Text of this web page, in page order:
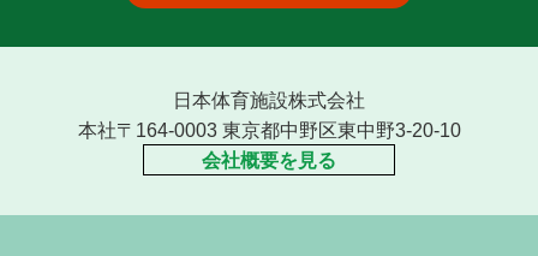
日本体育施設株式会社
本社〒164-0003 東京都中野区東中野3-20-10
会社概要を見る